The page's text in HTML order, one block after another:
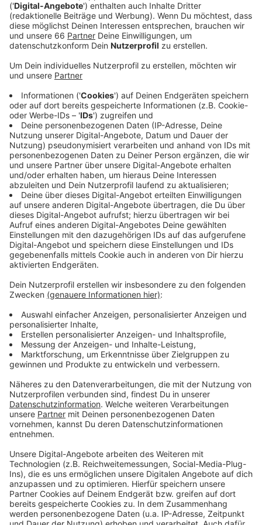
Anzeige
Dafür werden mithilfe von 38 Thesen unsere
Wahlprogrammen vorkommen, abgefragt. Bei jeder
These kann zwischen den Antwortmöglichkeiten "Ich
stimme zu", "ich stimme nicht zu" oder "neutral"
ausgewählt werden. In diesem Jahr spielen besonders
die Themen Klimaschutz, die Gleichstellung von
Frauen und Männern sowie der Ukrainekrieg eine große
Rolle. Um ein möglich genaues Ergebnis zu bekommen,
kann am Ende den Thesen, die einem persönlich am
wichtigsten sind, ein besonderes Gewicht gegeben
werden. Diese zählen bei der Berechnung des
Ergebnisses dann doppelt.
Anzeige
Anzeige
Hier geht's zum Wahl-O-Mat:
Alle Infos zum Wahl-O-Mat:
offizielle Pressemitteilung zum Start des Wahl-O-
Mat: